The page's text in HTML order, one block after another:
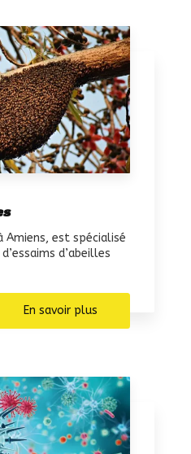
Amiens, est spécialisé
d’abeilles
En savoir plus